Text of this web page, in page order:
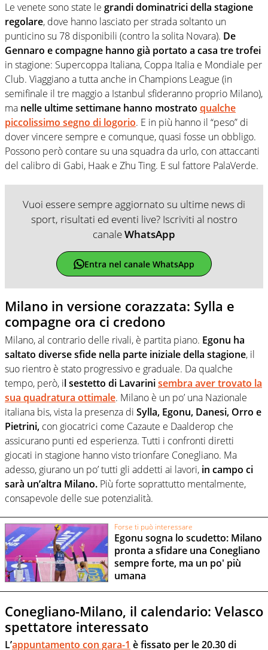
Le venete sono state le grandi dominatrici della stagione
regolare, dove hanno lasciato per strada soltanto un
punticino su 78 disponibili (contro la solita Novara). De
Gennaro e compagne hanno già portato a casa tre trofei
in stagione: Supercoppa Italiana, Coppa Italia e Mondiale per
Club. Viaggiano a tutta anche in Champions League (in
semifinale il tre maggio a Istanbul sfideranno proprio Milano),
ma nelle ultime settimane hanno mostrato qualche
piccolissimo segno di logorio. E in più hanno il “peso” di
dover vincere sempre e comunque, quasi fosse un obbligo.
Possono però contare su una squadra da urlo, con attaccanti
del calibro di Gabi, Haak e Zhu Ting. E sul fattore PalaVerde.
Vuoi essere sempre aggiornato su ultime news di
sport, risultati ed eventi live? Iscriviti al nostro
canaleWhatsApp
Entra nel canale WhatsApp
Milano in versione corazzata: Sylla e
compagne ora ci credono
Milano, al contrario delle rivali, è partita piano. Egonu ha
saltato diverse sfide nella parte iniziale della stagione, il
suo rientro è stato progressivo e graduale. Da qualche
tempo, però, il sestetto di Lavarinisembra aver trovato la
sua quadratura ottimale. Milano è un po’ una Nazionale
italiana bis, vista la presenza di Sylla, Egonu, Danesi, Orro e
Pietrini, con giocatrici come Cazaute e Daalderop che
assicurano punti ed esperienza. Tutti i confronti diretti
giocati in stagione hanno visto trionfare Conegliano. Ma
adesso, giurano un po’ tutti gli addetti ai lavori, in campo ci
sarà un’altra Milano. Più forte soprattutto mentalmente,
consapevole delle sue potenzialità.
Forse ti può interessare
Egonu sogna lo scudetto: Milano
pronta a sfidare una Conegliano
sempre forte, ma un po' più
umana
Conegliano-Milano, il calendario: Velasco
spettatore interessato
L’appuntamento con gara-1 è fissato per le 20.30 di